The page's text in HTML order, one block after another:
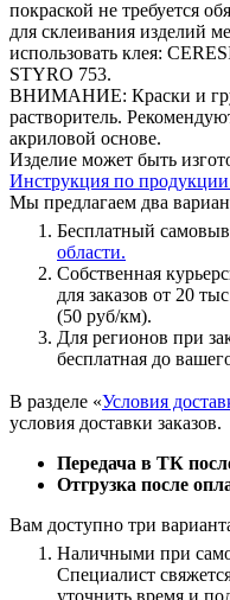
покраской не требуется
для склеивания изделий
использовать клея:
STYRO 753.
ВНИМАНИЕ: Краски и
растворитель.
акриловой основе.
Изделие может быть
Инструкция по
Мы предлагаем два
Бесплатный
области.
Собственная
для заказов от 20
(50 руб/км).
Для регионов при
бесплатная до
В разделе «Условия
условия доставки заказов.
Передача в ТК
Отгрузка после
Вам доступно три
Наличными при
Специалист
уточнить время и